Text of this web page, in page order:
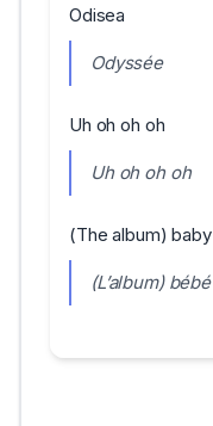
Odisea
Odyssée
Uh oh oh oh
Uh oh oh oh
(The album) baby
(L’album) bébé